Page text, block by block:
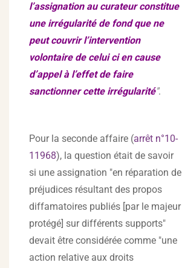
l’assignation au curateur constitue
une irrégularité de fond que ne
peut couvrir l’intervention
volontaire de celui ci en cause
d’appel à l’effet de faire
sanctionner cette irrégularité".
Pour la seconde affaire (arrêt n°10-
11968), la question était de savoir
si une assignation "en réparation de
préjudices résultant des propos
diffamatoires publiés [par le majeur
protégé] sur différents supports"
devait être considérée comme "une
action relative aux droits